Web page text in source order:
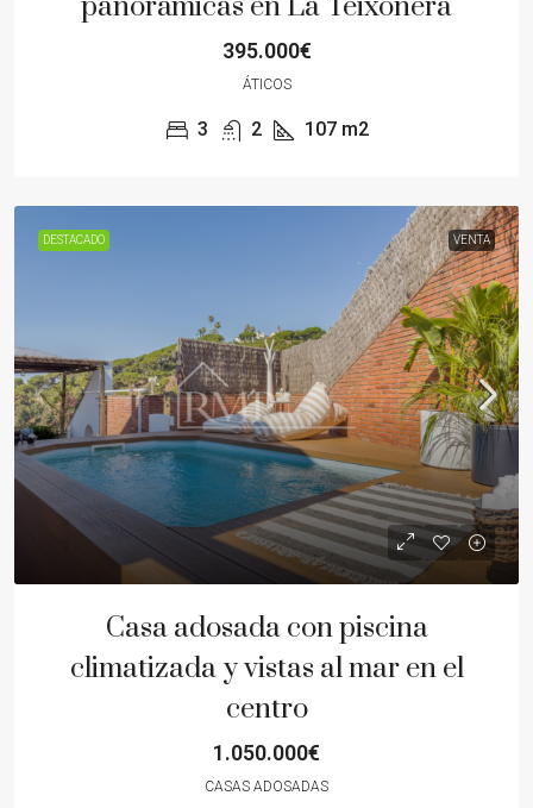
panorámicas en La Teixonera
395.000€
ÁTICOS
3 2 107 m2
DESTACADO VENTA
Casa adosada con piscina
climatizada y vistas al mar en el
centro
1.050.000€
CASAS ADOSADAS